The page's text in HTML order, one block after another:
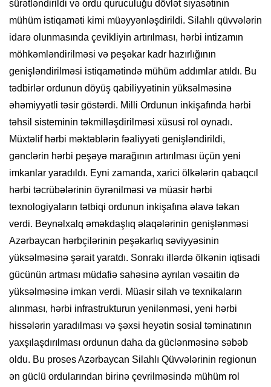
sürətləndirildi və ordu quruculuğu dövlət siyasətinin
mühüm istiqaməti kimi müəyyənləşdirildi. Silahlı qüvvələrin
idarə olunmasında çevikliyin artırılması, hərbi intizamın
möhkəmləndirilməsi və peşəkar kadr hazırlığının
genişləndirilməsi istiqamətində mühüm addımlar atıldı. Bu
tədbirlər ordunun döyüş qabiliyyətinin yüksəlməsinə
əhəmiyyətli təsir göstərdi. Milli Ordunun inkişafında hərbi
təhsil sisteminin təkmilləşdirilməsi xüsusi rol oynadı.
Müxtəlif hərbi məktəblərin fəaliyyəti genişləndirildi,
gənclərin hərbi peşəyə marağının artırılması üçün yeni
imkanlar yaradıldı. Eyni zamanda, xarici ölkələrin qabaqcıl
hərbi təcrübələrinin öyrənilməsi və müasir hərbi
texnologiyaların tətbiqi ordunun inkişafına əlavə təkan
verdi. Beynəlxalq əməkdaşlıq əlaqələrinin genişlənməsi
Azərbaycan hərbçilərinin peşəkarlıq səviyyəsinin
yüksəlməsinə şərait yaratdı. Sonrakı illərdə ölkənin iqtisadi
gücünün artması müdafiə sahəsinə ayrılan vəsaitin də
yüksəlməsinə imkan verdi. Müasir silah və texnikaların
alınması, hərbi infrastrukturun yenilənməsi, yeni hərbi
hissələrin yaradılması və şəxsi heyətin sosial təminatının
yaxşılaşdırılması ordunun daha da güclənməsinə səbəb
oldu. Bu proses Azərbaycan Silahlı Qüvvələrinin regionun
ən güclü ordularından birinə çevrilməsində mühüm rol